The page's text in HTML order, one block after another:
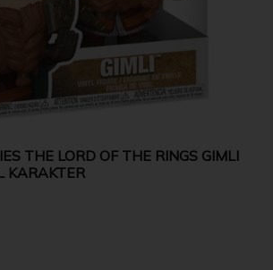
THE LORD OF THE RINGS GIMLI
KARAKTER